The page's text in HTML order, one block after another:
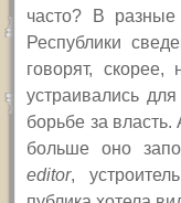
часто? В
Республики
говорят,
устраивались
борьбе за
больше оно
editor,